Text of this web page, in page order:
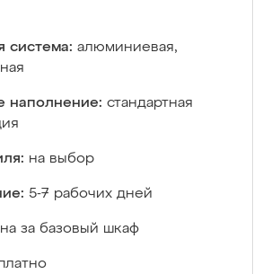
система: алюминиевая,
наполнение: стандартная
на выбор
5-7 рабочих дней
за базовый шкаф